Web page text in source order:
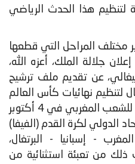
لتنظيم هذا الحدث الرياضي
مختلف المراحل التي قطعها
جلالة الملك، أعزه الله،
مارس 2023 بكيغالي، عن تقديم ملف ترشيح
لتنظيم نهائيات كأس العالم
2030، وكذا إعلان جلالته للشعب المغربي في 4 أكتوبر
الدولي لكرة القدم (الفيفا)
- إسبانيا - البرتغال،
من تعبئة استثنائية من